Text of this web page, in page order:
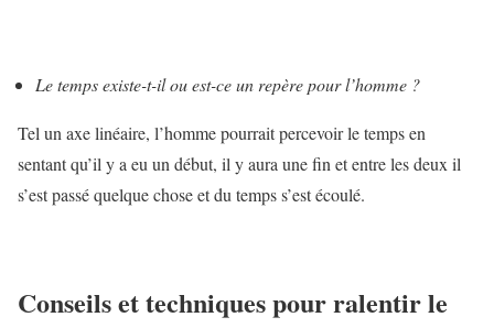
Le temps existe-t-il ou est-ce un repère pour l’homme ?
Tel un axe linéaire, l’homme pourrait percevoir le temps en
sentant qu’il y a eu un début, il y aura une fin et entre les deux il
s’est passé quelque chose et du temps s’est écoulé.
Conseils et techniques pour ralentir le